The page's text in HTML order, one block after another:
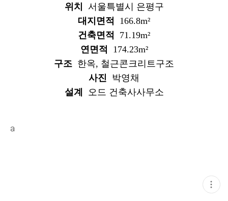
위치
서울특별시 은평구
대지면적
166.8m²
건축면적
71.19m²
연면적
174.23m²
구조 한옥, 철근콘크리트구조
사진
박영채
설계
오드 건축사사무소
a
현
재